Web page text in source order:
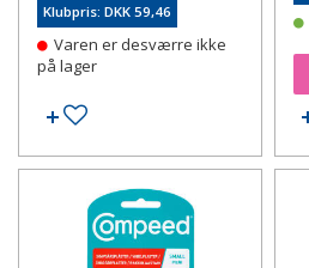
Klubpris: DKK 59,46
Varen er desværre ikke
på lager
Tilføj til ønskeseddel